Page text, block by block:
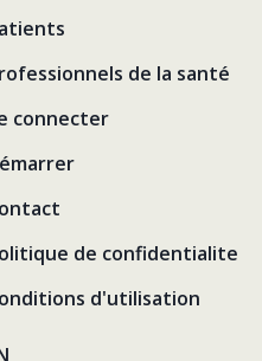
de la santé
connecter
de confidentialite
d'utilisation